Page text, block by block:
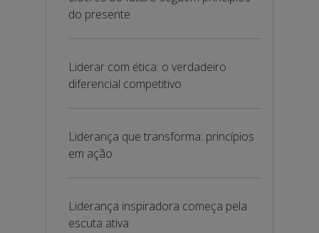
do presente
Liderar com ética: o verdadeiro
diferencial competitivo
Liderança que transforma: princípios
em ação
Liderança inspiradora começa pela
escuta ativa